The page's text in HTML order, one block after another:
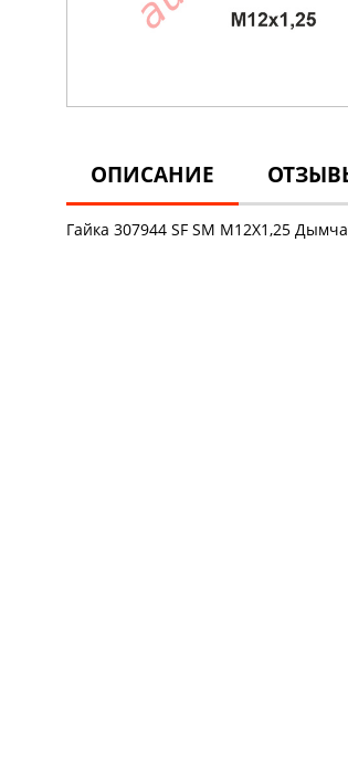
ОПИСАНИЕ
Гайка 307944 SF SM M12X1,25